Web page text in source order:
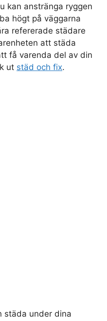
kan anstränga ryggen
högt på väggarna
refererade städare
att städa
få varenda del av din
ut städ och fix.
städa under dina